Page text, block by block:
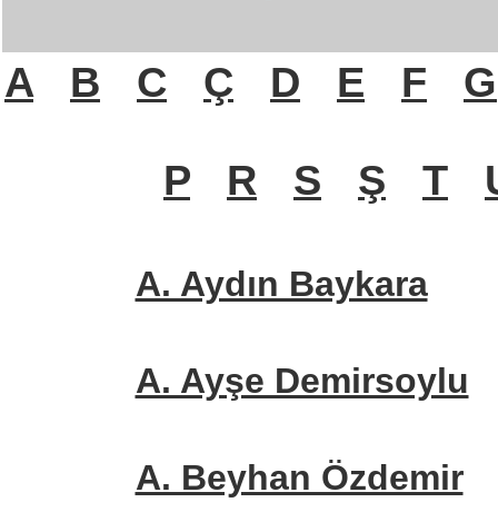
A B C Ç D E F G
P R S Ş T
A. Aydın Baykara
A. Ayşe Demirsoylu
A. Beyhan Özdemir